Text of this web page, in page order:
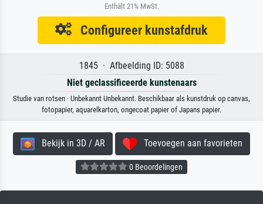
Enthält 21% MwSt.
Configureer kunstafdruk
1845 · Afbeelding ID: 5088
Niet geclassificeerde kunstenaars
Studie van rotsen · Unbekannt Unbekannt. Beschikbaar als kunstdruk op canvas,
fotopapier, aquarelkarton, ongecoat papier of Japans papier.
Bekijk in 3D / AR Toevoegen aan favorieten
0 Beoordelingen